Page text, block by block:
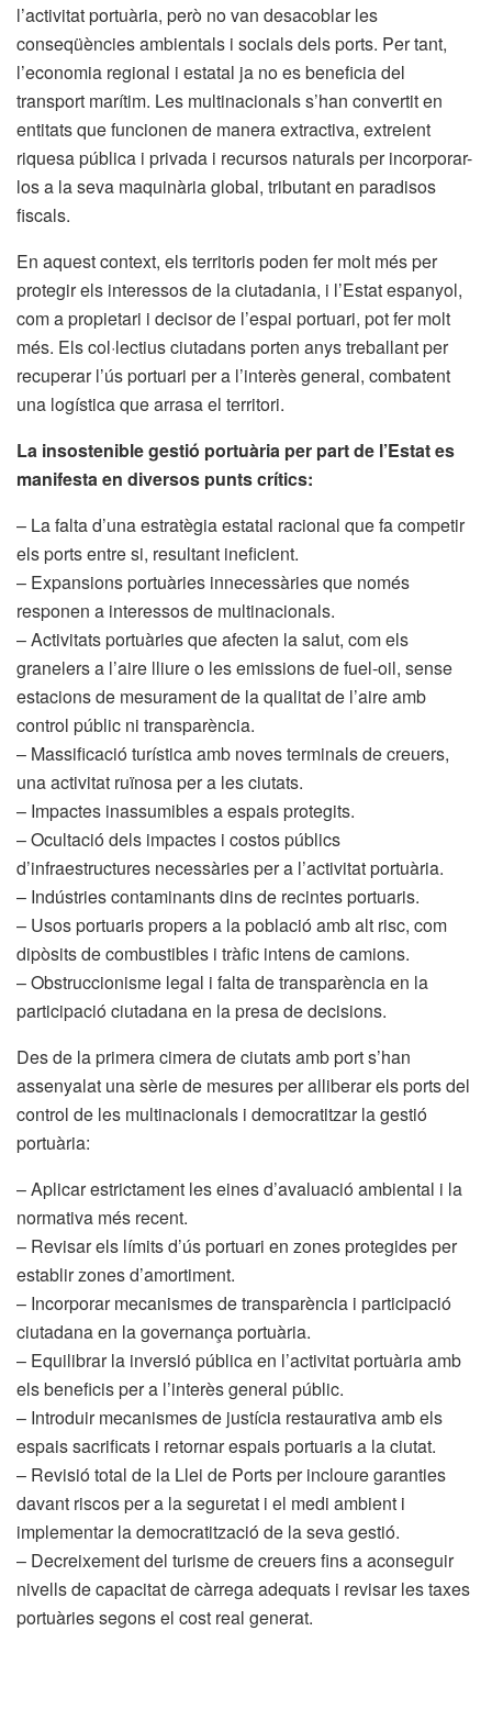
l’activitat portuària, però no van desacoblar les
conseqüències ambientals i socials dels ports. Per tant,
l’economia regional i estatal ja no es beneficia del
transport marítim. Les multinacionals s’han convertit en
entitats que funcionen de manera extractiva, extreient
riquesa pública i privada i recursos naturals per incorporar-
los a la seva maquinària global, tributant en paradisos
fiscals.
En aquest context, els territoris poden fer molt més per
protegir els interessos de la ciutadania, i l’Estat espanyol,
com a propietari i decisor de l’espai portuari, pot fer molt
més. Els col·lectius ciutadans porten anys treballant per
recuperar l’ús portuari per a l’interès general, combatent
una logística que arrasa el territori.
La insostenible gestió portuària per part de l’Estat es
manifesta en diversos punts crítics:
– La falta d’una estratègia estatal racional que fa competir
els ports entre si, resultant ineficient.
– Expansions portuàries innecessàries que només
responen a interessos de multinacionals.
– Activitats portuàries que afecten la salut, com els
granelers a l’aire lliure o les emissions de fuel-oil, sense
estacions de mesurament de la qualitat de l’aire amb
control públic ni transparència.
– Massificació turística amb noves terminals de creuers,
una activitat ruïnosa per a les ciutats.
– Impactes inassumibles a espais protegits.
– Ocultació dels impactes i costos públics
d’infraestructures necessàries per a l’activitat portuària.
– Indústries contaminants dins de recintes portuaris.
– Usos portuaris propers a la població amb alt risc, com
dipòsits de combustibles i tràfic intens de camions.
– Obstruccionisme legal i falta de transparència en la
participació ciutadana en la presa de decisions.
Des de la primera cimera de ciutats amb port s’han
assenyalat una sèrie de mesures per alliberar els ports del
control de les multinacionals i democratitzar la gestió
portuària:
– Aplicar estrictament les eines d’avaluació ambiental i la
normativa més recent.
– Revisar els límits d’ús portuari en zones protegides per
establir zones d’amortiment.
– Incorporar mecanismes de transparència i participació
ciutadana en la governança portuària.
– Equilibrar la inversió pública en l’activitat portuària amb
els beneficis per a l’interès general públic.
– Introduir mecanismes de justícia restaurativa amb els
espais sacrificats i retornar espais portuaris a la ciutat.
– Revisió total de la Llei de Ports per incloure garanties
davant riscos per a la seguretat i el medi ambient i
implementar la democratització de la seva gestió.
– Decreixement del turisme de creuers fins a aconseguir
nivells de capacitat de càrrega adequats i revisar les taxes
portuàries segons el cost real generat.